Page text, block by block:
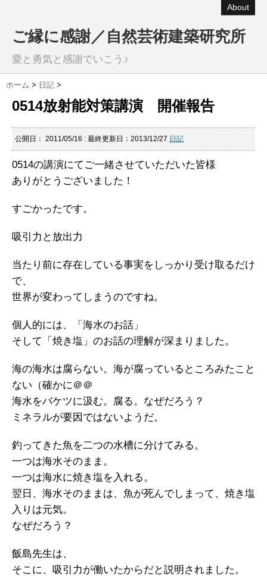
About
ご縁に感謝／自然芸術建築研究所
愛と勇気と感謝でいこう♪
ホーム > 日記 >
0514放射能対策講演 開催報告
公開日： 2011/05/16 : 最終更新日：2013/12/27 日記
0514の講演にてご一緒させていただいた皆様
ありがとうございました！
すごかったです。
吸引力と放出力
当たり前に存在している事実をしっかり受け取るだけ
で、
世界が変わってしまうのですね。
個人的には、「海水のお話」
そして「焼き塩」のお話の理解が深まりました。
海の海水は腐らない。海が腐っているところみたこと
ない（確かに＠＠
海水をバケツに汲む。腐る。なぜだろう？
ミネラルが要因ではないようだ。
釣ってきた魚を二つの水槽に分けてみる。
一つは海水そのまま。
一つは海水に焼き塩を入れる。
翌日、海水そのままは、魚が死んでしまって、焼き塩
入りは元気。
なぜだろう？
飯島先生は、
そこに、吸引力が働いたからだと説明されました。